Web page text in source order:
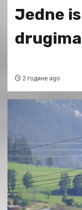
Jedne
2 године ago